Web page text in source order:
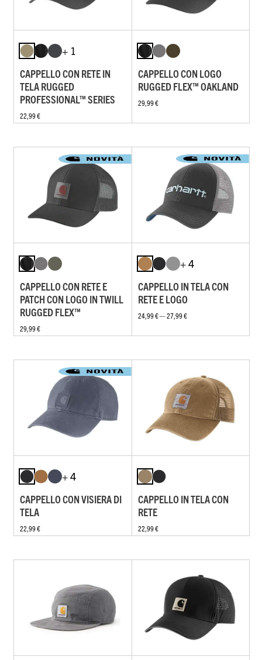
+ 1
CAPPELLO CON RETE IN
TELA RUGGED
PROFESSIONAL™ SERIES
22,99 €
CAPPELLO CON LOGO
RUGGED FLEX™ OAKLAND
29,99 €
CAPPELLO CON RETE E
PATCH CON LOGO IN TWILL
RUGGED FLEX™
29,99 €
+ 4
CAPPELLO IN TELA CON
RETE E LOGO
24,99 € — 27,99 €
+ 4
CAPPELLO CON VISIERA DI
TELA
22,99 €
CAPPELLO IN TELA CON
RETE
22,99 €